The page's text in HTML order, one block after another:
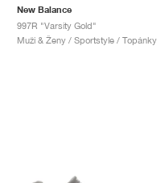
New Balance
997R "Varsity Gold"
Muži & Ženy / Sportstyle / Topánky